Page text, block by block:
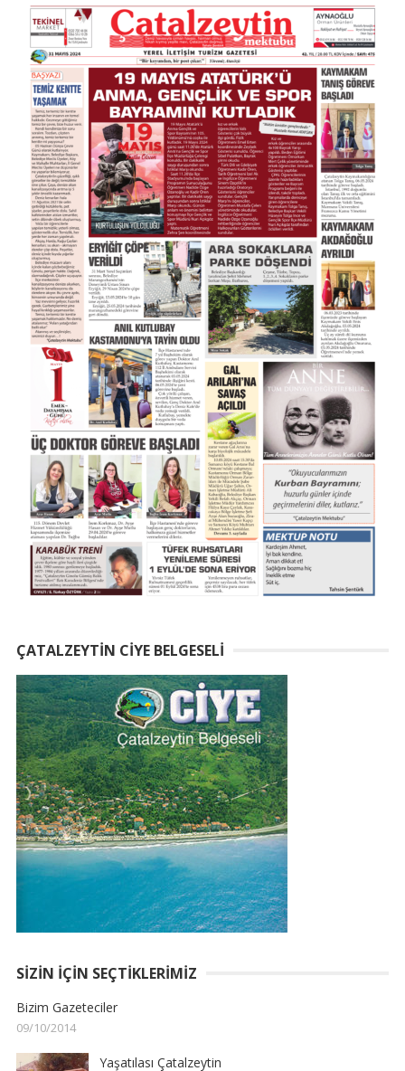
ÇATALZEYTIN CIYE BELGESELI
SIZIN İÇIN SEÇTIKLERIMIZ
Bizim Gazeteciler
09/10/2014
Yaşatılası Çatalzeytin